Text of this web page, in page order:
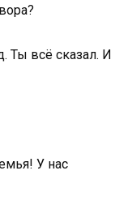
Ты всё сказал. И
У нас